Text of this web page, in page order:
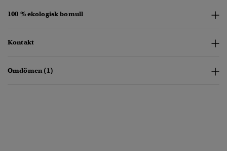
100 % ekologisk bomull
Kontakt
Omdömen (1)